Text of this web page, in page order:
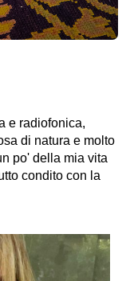
e radiofonica,
di natura e molto
po' della mia vita
condito con la